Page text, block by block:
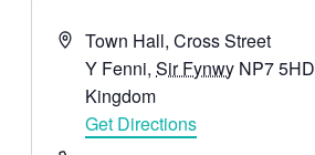
Address
Town Hall, Cross Street
Y Fenni, Sir Fynwy NP7 5HD
Kingdom
Get Directions